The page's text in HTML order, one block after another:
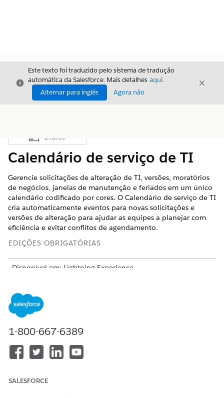
Fechar
Este texto foi traduzido pelo sistema de tradução
automática da Salesforce. Mais detalhes aqui.
Alternar para inglês
Agora não
Fechar
Mostrar índice
Índice
Calendário de serviço de TI
Gerencie solicitações de alteração de TI, versões, moratórios
de negócios, janelas de manutenção e feriados em um único
calendário codificado por cores. O Calendário de serviço de TI
cria automaticamente eventos para novas solicitações e
versões de alteração para ajudar as equipes a planejar com
eficiência e evitar conflitos de agendamento.
EDIÇÕES OBRIGATÓRIAS
Disponível em: Lightning Experience
Unlimited
Configurar tipos de evento para o calendário de serviço
Os administradores definem tipos de evento, como
janelas de manutenção ou moratórios, para agendar e
rastrear no Calendário de serviços de TI. Vários eventos do
equipe de TI.
1-800-667-6389
SALESFORCE